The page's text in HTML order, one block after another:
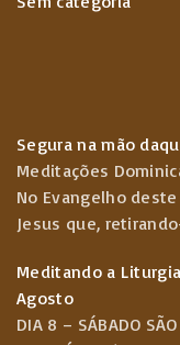
Segura na mão
Meditações
No Evangelho
Jesus que,
Meditando a
Agosto
DIA 8 – SÁBADO